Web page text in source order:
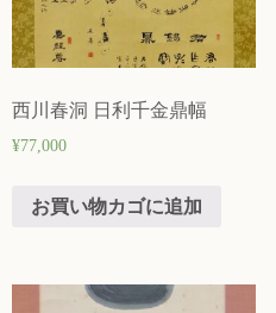
西川春洞 日利千金鼎幅
¥77,000
お買い物カゴに追加